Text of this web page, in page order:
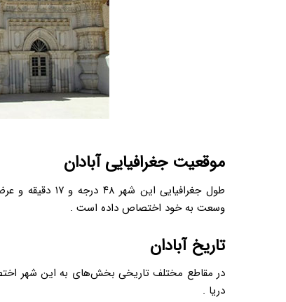
موقعیت جغرافیایی آبادان
وسعت به خود اختصاص داده است .
تاریخ آبادان
در مقاطع مختلف تاریخی بخش‌های به این شهر
دریا .